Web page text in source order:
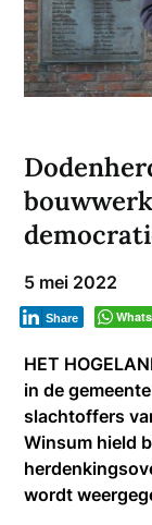
5 mei 2022
Share
HET
in de
slachtoffers
Winsum hield
wordt